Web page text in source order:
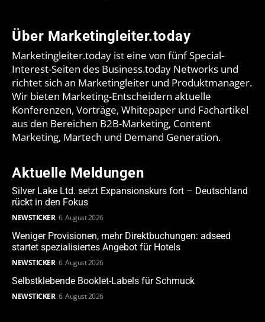
Über Marketingleiter.today
Marketingleiter.today ist eine von fünf Special-
Interest-Seiten des Business.today Networks und
richtet sich an Marketingleiter und Produktmanager.
Wir bieten Marketing-Entscheidern aktuelle
Konferenzen, Vorträge, Whitepaper und Fachartikel
aus den Bereichen B2B-Marketing, Content
Marketing, Martech und Demand Generation.
Aktuelle Meldungen
Silver Lake Ltd. setzt Expansionskurs fort – Deutschland
rückt in den Fokus
NEWSTICKER 6. August 2026
Weniger Provisionen, mehr Direktbuchungen: adseed
startet spezialisiertes Angebot für Hotels
NEWSTICKER 6. August 2026
Selbstklebende Booklet-Labels für Schmuck
NEWSTICKER 6. August 2026